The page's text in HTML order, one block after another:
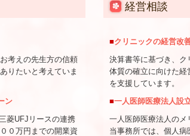
考えの先生方の信頼
りたいと考えていま
ン
菱UFJリースの連携
０万円までの開業資
経営相談
■クリニックの経営改
決算書等に基づき、ク
体質の確立に向けた経
を支援しています。
■一人医師医療法人設
一人医師医療法人のメ
当事務所では、個人